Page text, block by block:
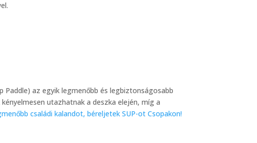
az egyik legmenőbb és legbiztonságosabb
utazhatnak a deszka elején, míg a
családi kalandot, béreljetek SUP-ot Csopakon!